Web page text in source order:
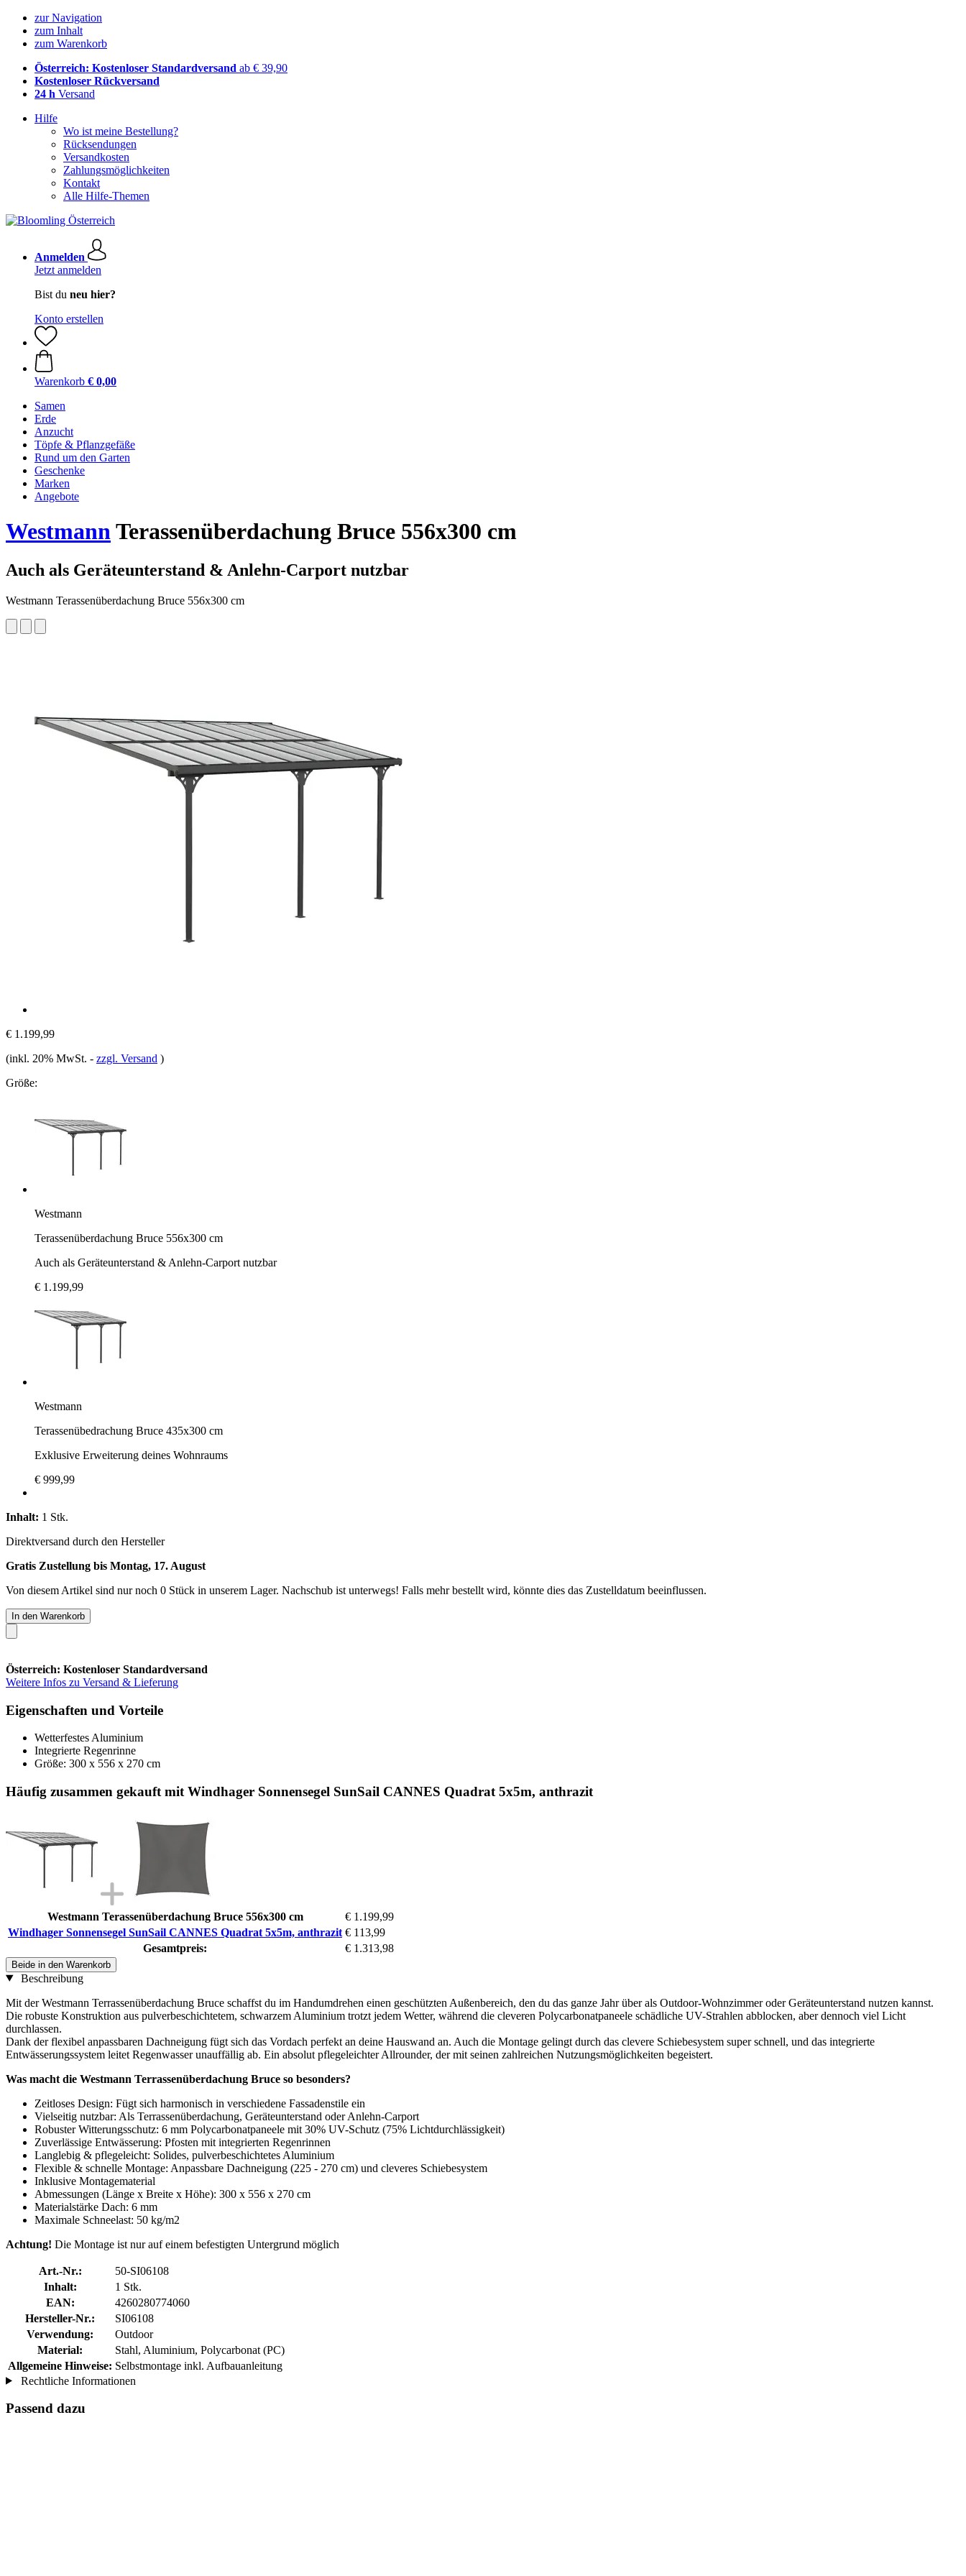
zur Navigation
zum Inhalt
zum Warenkorb
Österreich: Kostenloser Standardversand ab € 39,90
Kostenloser Rückversand
24 h Versand
Hilfe
Wo ist meine Bestellung?
Rücksendungen
Versandkosten
Zahlungsmöglichkeiten
Kontakt
Alle Hilfe-Themen
Anmelden
Jetzt anmelden
Bist du neu hier?
Konto erstellen
Warenkorb € 0,00
Samen
Erde
Anzucht
Töpfe & Pflanzgefäße
Rund um den Garten
Geschenke
Marken
Angebote
WestmannTerassenüberdachung Bruce 556x300 cm
Auch als Geräteunterstand & Anlehn-Carport nutzbar
Westmann Terassenüberdachung Bruce 556x300 cm
€ 1.199,99
(inkl. 20% MwSt. - zzgl. Versand )
Größe:
Westmann
Terassenüberdachung Bruce 556x300 cm
Auch als Geräteunterstand & Anlehn-Carport nutzbar
€ 1.199,99
Westmann
Terassenübedrachung Bruce 435x300 cm
Exklusive Erweiterung deines Wohnraums
€ 999,99
Inhalt: 1 Stk.
Direktversand durch den Hersteller
Gratis Zustellung bis Montag, 17. August
Von diesem Artikel sind nur noch 0 Stück in unserem Lager. Nachschub ist unterwegs! Falls mehr bestellt wird, könnte dies das Zustelldatum beeinflussen.
In den Warenkorb
Österreich: Kostenloser Standardversand
Weitere Infos zu Versand & Lieferung
Eigenschaften und Vorteile
Wetterfestes Aluminium
Integrierte Regenrinne
Größe: 300 x 556 x 270 cm
Häufig zusammen gekauft mit Windhager Sonnensegel SunSail CANNES Quadrat 5x5m, anthrazit
Westmann Terassenüberdachung Bruce 556x300 cm
€ 1.199,99
Windhager Sonnensegel SunSail CANNES Quadrat 5x5m, anthrazit € 113,99
Gesamtpreis:
€ 1.313,98
Beide in den Warenkorb
Beschreibung
Mit der Westmann Terrassenüberdachung Bruce schaffst du im Handumdrehen einen geschützten Außenbereich, den du das ganze Jahr über als Outdoor-Wohnzimmer oder Geräteunterstand nutzen kannst.
Die robuste Konstruktion aus pulverbeschichtetem, schwarzem Aluminium trotzt jedem Wetter, während die cleveren Polycarbonatpaneele schädliche UV-Strahlen abblocken, aber dennoch viel Licht
durchlassen.
Dank der flexibel anpassbaren Dachneigung fügt sich das Vordach perfekt an deine Hauswand an. Auch die Montage gelingt durch das clevere Schiebesystem super schnell, und das integrierte
Entwässerungssystem leitet Regenwasser unauffällig ab. Ein absolut pflegeleichter Allrounder, der mit seinen zahlreichen Nutzungsmöglichkeiten begeistert.
Was macht die Westmann Terrassenüberdachung Bruce so besonders?
Zeitloses Design: Fügt sich harmonisch in verschiedene Fassadenstile ein
Vielseitig nutzbar: Als Terrassenüberdachung, Geräteunterstand oder Anlehn-Carport
Robuster Witterungsschutz: 6 mm Polycarbonatpaneele mit 30% UV-Schutz (75% Lichtdurchlässigkeit)
Zuverlässige Entwässerung: Pfosten mit integrierten Regenrinnen
Langlebig & pflegeleicht: Solides, pulverbeschichtetes Aluminium
Flexible & schnelle Montage: Anpassbare Dachneigung (225 - 270 cm) und cleveres Schiebesystem
Inklusive Montagematerial
Abmessungen (Länge x Breite x Höhe): 300 x 556 x 270 cm
Materialstärke Dach: 6 mm
Maximale Schneelast: 50 kg/m2
Achtung! Die Montage ist nur auf einem befestigten Untergrund möglich
Art.-Nr.:
50-SI06108
Inhalt:
1 Stk.
EAN:
4260280774060
Hersteller-Nr.:
SI06108
Verwendung:
Outdoor
Material:
Stahl, Aluminium, Polycarbonat (PC)
Allgemeine Hinweise: Selbstmontage inkl. Aufbauanleitung
Rechtliche Informationen
Passend dazu